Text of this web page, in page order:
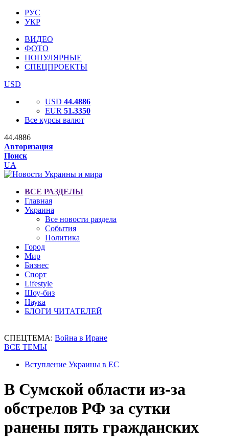
РУС
УКР
ВИДЕО
ФОТО
ПОПУЛЯРНЫЕ
СПЕЦПРОЕКТЫ
USD
USD 44.4886
EUR 51.3350
Все курсы валют
44.4886
Авторизация
Поиск
UA
ВСЕ РАЗДЕЛЫ
Главная
Украина
Все новости раздела
События
Политика
Город
Мир
Бизнес
Спорт
Lifestyle
Шоу-биз
Наука
БЛОГИ ЧИТАТЕЛЕЙ
СПЕЦТЕМА: Война в Иране
ВСЕ ТЕМЫ
Вступление Украины в ЕС
В Сумской области из-за
обстрелов РФ за сутки
ранены пять гражданских